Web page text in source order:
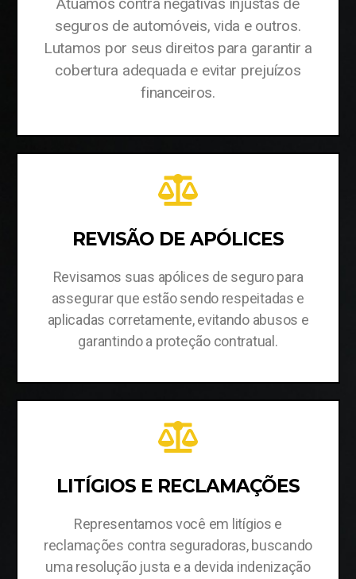
seguros de automóveis, vida e outros.
Lutamos por seus direitos para garantir a
cobertura adequada e evitar prejuízos
financeiros.
REVISÃO DE APÓLICES
Revisamos suas apólices de seguro para
assegurar que estão sendo respeitadas e
aplicadas corretamente, evitando abusos e
garantindo a proteção contratual.
LITÍGIOS E RECLAMAÇÕES
Representamos você em litígios e
reclamações contra seguradoras, buscando
uma resolução justa e a devida indenização